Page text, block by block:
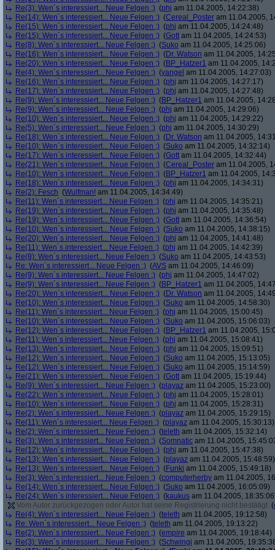
Re(3): Wen´s interessiert... Neue Felgen ;) (phj am 11.04.2005, 14:22:38)
Re(14): Wen´s interessiert... Neue Felgen ;) (Cereal_Poster am 11.04.2005,
Re(15): Wen´s interessiert... Neue Felgen ;) (phj am 11.04.2005, 14:24:48)
Re(15): Wen´s interessiert... Neue Felgen ;) (Gott am 11.04.2005, 14:24:53)
Re(8): Wen´s interessiert... Neue Felgen ;) (Suko am 11.04.2005, 14:25:06)
Re(16): Wen´s interessiert... Neue Felgen ;) (Dr. Watson am 11.04.2005,
Re(20): Wen´s interessiert... Neue Felgen ;) (BP_Hatzer1 am 11.04.2005,
Re(4): Wen´s interessiert... Neue Felgen ;) (yangel am 11.04.2005, 14:27:03)
Re(16): Wen´s interessiert... Neue Felgen ;) (phj am 11.04.2005, 14:27:17)
Re(17): Wen´s interessiert... Neue Felgen ;) (phj am 11.04.2005, 14:27:48)
Re(9): Wen´s interessiert... Neue Felgen ;) (BP_Hatzer1 am 11.04.2005,
Re(9): Wen´s interessiert... Neue Felgen ;) (phj am 11.04.2005, 14:29:06)
Re(10): Wen´s interessiert... Neue Felgen ;) (phj am 11.04.2005, 14:29:22)
Re(5): Wen´s interessiert... Neue Felgen ;) (phj am 11.04.2005, 14:30:29)
Re(18): Wen´s interessiert... Neue Felgen ;) (Dr. Watson am 11.04.2005,
Re(10): Wen´s interessiert... Neue Felgen ;) (Suko am 11.04.2005, 14:32:14)
Re(17): Wen´s interessiert... Neue Felgen ;) (Gott am 11.04.2005, 14:32:44)
Re(21): Wen´s interessiert... Neue Felgen ;) (Cereal_Poster am 11.04.2005,
Re(10): Wen´s interessiert... Neue Felgen ;) (BP_Hatzer1 am 11.04.2005,
Re(18): Wen´s interessiert... Neue Felgen ;) (phj am 11.04.2005, 14:34:31)
Re(2): Fesch (Wulfman! am 11.04.2005, 14:34:49)
Re(11): Wen´s interessiert... Neue Felgen ;) (phj am 11.04.2005, 14:35:21)
Re(19): Wen´s interessiert... Neue Felgen ;) (phj am 11.04.2005, 14:35:48)
Re(19): Wen´s interessiert... Neue Felgen ;) (Gott am 11.04.2005, 14:36:54)
Re(10): Wen´s interessiert... Neue Felgen ;) (Suko am 11.04.2005, 14:38:15)
Re(20): Wen´s interessiert... Neue Felgen ;) (phj am 11.04.2005, 14:41:48)
Re(11): Wen´s interessiert... Neue Felgen ;) (phj am 11.04.2005, 14:42:39)
Re(8): Wen´s interessiert... Neue Felgen ;) (Suko am 11.04.2005, 14:43:53)
Re: Wen´s interessiert... Neue Felgen ;) (AVS am 11.04.2005, 14:46:09)
Re(9): Wen´s interessiert... Neue Felgen ;) (phj am 11.04.2005, 14:47:02)
Re(9): Wen´s interessiert... Neue Felgen ;) (BP_Hatzer1 am 11.04.2005,
Re(20): Wen´s interessiert... Neue Felgen ;) (Dr. Watson am 11.04.2005,
Re(10): Wen´s interessiert... Neue Felgen ;) (Suko am 11.04.2005, 14:58:30)
Re(11): Wen´s interessiert... Neue Felgen ;) (phj am 11.04.2005, 15:00:45)
Re(10): Wen´s interessiert... Neue Felgen ;) (Suko am 11.04.2005, 15:06:03)
Re(12): Wen´s interessiert... Neue Felgen ;) (BP_Hatzer1 am 11.04.2005,
Re(11): Wen´s interessiert... Neue Felgen ;) (phj am 11.04.2005, 15:08:41)
Re(13): Wen´s interessiert... Neue Felgen ;) (phj am 11.04.2005, 15:09:51)
Re(12): Wen´s interessiert... Neue Felgen ;) (Suko am 11.04.2005, 15:13:05)
Re(12): Wen´s interessiert... Neue Felgen ;) (Suko am 11.04.2005, 15:14:59)
Re(21): Wen´s interessiert... Neue Felgen ;) (Gott am 11.04.2005, 15:19:44)
Re(9): Wen´s interessiert... Neue Felgen ;) (playaz am 11.04.2005, 15:23:00)
Re(22): Wen´s interessiert... Neue Felgen ;) (phj am 11.04.2005, 15:28:01)
Re(10): Wen´s interessiert... Neue Felgen ;) (phj am 11.04.2005, 15:28:31)
Re(2): Wen´s interessiert... Neue Felgen ;) (playaz am 11.04.2005, 15:29:15)
Re(11): Wen´s interessiert... Neue Felgen ;) (playaz am 11.04.2005, 15:30:13)
Re(2): Wen´s interessiert... Neue Felgen ;) (teleth am 11.04.2005, 15:32:14)
Re(3): Wen´s interessiert... Neue Felgen ;) (Somnatic am 11.04.2005,
Re(12): Wen´s interessiert... Neue Felgen ;) (phj am 11.04.2005, 15:47:38)
Re(13): Wen´s interessiert... Neue Felgen ;) (playaz am 11.04.2005, 15:48:59)
Re(13): Wen´s interessiert... Neue Felgen ;) (Funki am 11.04.2005, 15:49:18)
Re(3): Wen´s interessiert... Neue Felgen ;) (computerherby am 11.04.2005,
Re(14): Wen´s interessiert... Neue Felgen ;) (Suko am 11.04.2005, 16:05:09)
Re(24): Wen´s interessiert... Neue Felgen ;) (kaukus am 11.04.2005,
Vom Autor zurückgezogen oder Autor hat seine Registrierung nicht bestätigt (
Re(4): Wen´s interessiert... Neue Felgen ;) (teleth am 11.04.2005, 19:12:58)
Re: Wen´s interessiert... Neue Felgen ;) (teleth am 11.04.2005, 19:13:22)
Re(2): Wen´s interessiert... Neue Felgen ;) (empire am 11.04.2005, 19:18:44)
Re(3): Wen´s interessiert... Neue Felgen ;) (Schwingi am 11.04.2005,